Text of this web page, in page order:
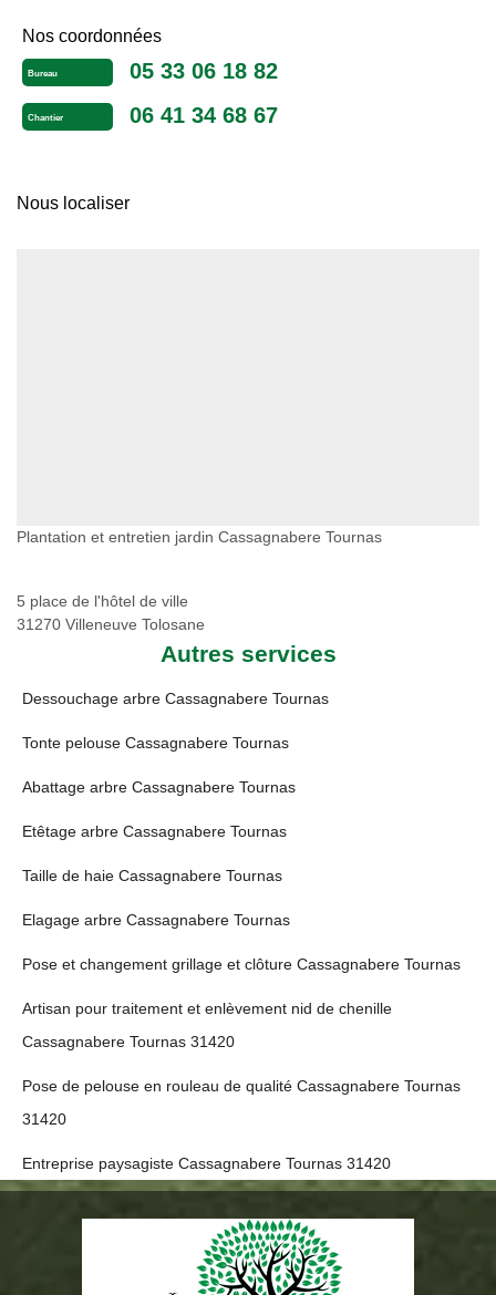
Nos coordonnées
Bureau 05 33 06 18 82
Chantier 06 41 34 68 67
Nous localiser
Plantation et entretien jardin Cassagnabere Tournas
5 place de l'hôtel de ville
31270 Villeneuve Tolosane
Autres services
Dessouchage arbre Cassagnabere Tournas
Tonte pelouse Cassagnabere Tournas
Abattage arbre Cassagnabere Tournas
Etêtage arbre Cassagnabere Tournas
Taille de haie Cassagnabere Tournas
Elagage arbre Cassagnabere Tournas
Pose et changement grillage et clôture Cassagnabere Tournas
Artisan pour traitement et enlèvement nid de chenille
Cassagnabere Tournas 31420
Pose de pelouse en rouleau de qualité Cassagnabere Tournas
31420
Entreprise paysagiste Cassagnabere Tournas 31420